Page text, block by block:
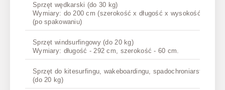
Sprzęt wędkarski (do 30 kg)
Wymiary: do 200 cm (szerokość x długość x wysokość)
(po spakowaniu)
Sprzęt windsurfingowy (do 20 kg)
Wymiary: długość - 292 cm, szerokość - 60 cm.
Sprzęt do kitesurfingu, wakeboardingu, spadochroniarstwa,
(do 20 kg)